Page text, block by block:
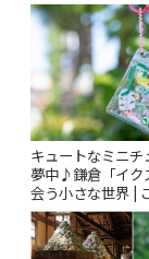
キュートなミニ
夢中♪鎌倉「イク
会う小さな世界 |